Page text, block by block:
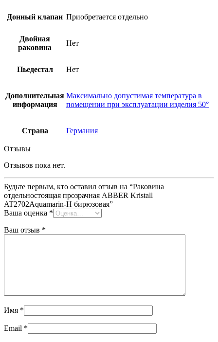
Донный клапан Приобретается отдельно
Двойная
раковина
Нет
Пьедестал Нет
Дополнительная
информация
Максимально допустимая температура в
помещении при эксплуатации изделия 50°
Страна Германия
Отзывы
Отзывов пока нет.
Будьте первым, кто оставил отзыв на “Раковина
отдельностоящая прозрачная ABBER Kristall
AT2702Aquamarin-H бирюзовая”
Ваша оценка *
Ваш отзыв *
Имя *
Email *